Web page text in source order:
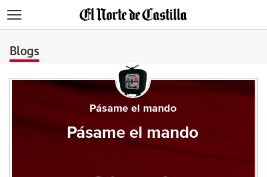
Blogs
Pásame el mando
Pásame el mando